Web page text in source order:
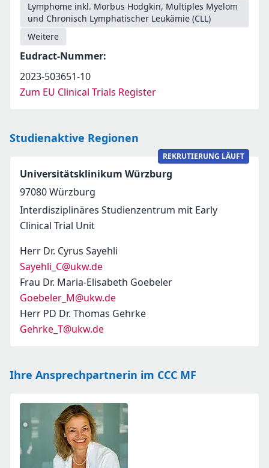
Lymphome inkl. Morbus Hodgkin, Multiples Myelom
und Chronisch Lymphatischer Leukämie (CLL)
Weitere
Eudract-Nummer:
2023-503651-10
Zum EU Clinical Trials Register
Studienaktive Regionen
REKRUTIERUNG LÄUFT
Universitätsklinikum Würzburg
97080Würzburg
Interdisziplinäres Studienzentrum mit Early
Clinical Trial Unit
Herr Dr. Cyrus Sayehli
Sayehli_C@ukw.de
Frau Dr. Maria-Elisabeth Goebeler
Goebeler_M@ukw.de
Herr PD Dr. Thomas Gehrke
Gehrke_T@ukw.de
Ihre Ansprechpartnerin im CCC MF